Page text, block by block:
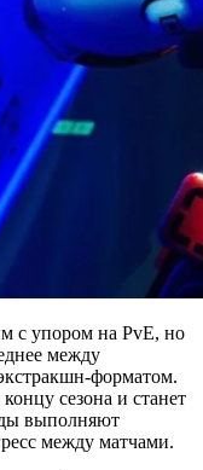
с упором на PvE, но
между
форматом.
сезона и станет
выполняют
между матчами.